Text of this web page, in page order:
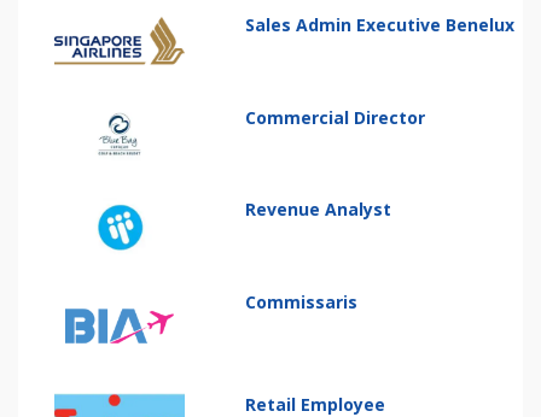
Sales Admin Executive Benelux
Commercial Director
Revenue Analyst
Commissaris
Retail Employee